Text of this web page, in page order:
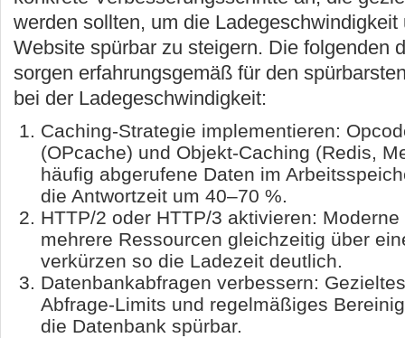
werden sollten, um die
Website spürbar zu steigern. Die folgenden
sorgen erfahrungsgemäß für den
bei der Ladegeschwindigkeit:
Caching-Strategie implementieren:
(OPcache) und Objekt-Caching (Redis,
häufig abgerufene Daten im
die Antwortzeit um 40–70 %.
HTTP/2 oder HTTP/3 aktivieren:
mehrere Ressourcen gleichzeitig über
verkürzen so die Ladezeit deutlich.
Datenbankabfragen verbessern:
Abfrage-Limits und regelmäßiges
die Datenbank spürbar.